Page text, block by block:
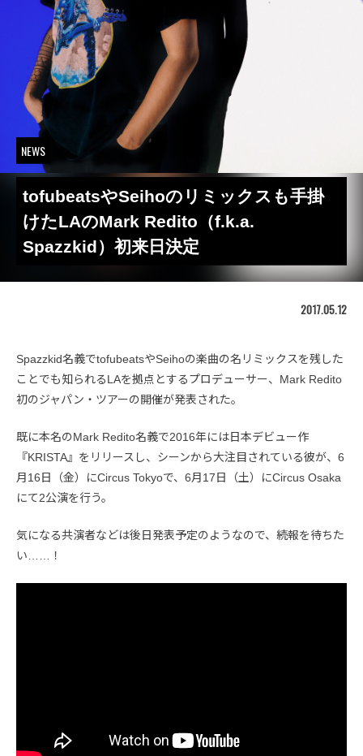
NEWS
tofubeatsやSeihoのリミックスも手掛
けたLAのMark Redito（f.k.a.
Spazzkid）初来日決定
2017.05.12
Spazzkid名義でtofubeatsやSeihoの楽曲の名リミックスを残した
ことでも知られるLAを拠点とするプロデューサー、Mark Redito
初のジャパン・ツアーの開催が発表された。
既に本名のMark Redito名義で2016年には日本デビュー作
『KRISTA』をリリースし、シーンから大注目されている彼が、6
月16日（金）にCircus Tokyoで、6月17日（土）にCircus Osaka
にて2公演を行う。
気になる共演者などは後日発表予定のようなので、続報を待ちた
い……！